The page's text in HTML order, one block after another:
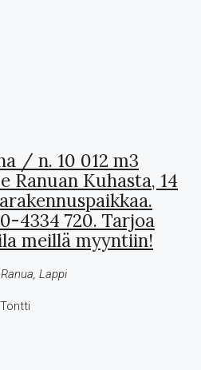
/ n. 10 012 m3
Ranuan Kuhasta, 14
4334 720. Tarjoa
meillä myyntiin!
Lappi